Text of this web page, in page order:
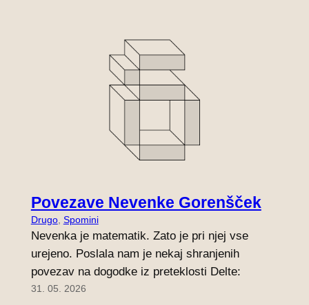
Povezave Nevenke Gorenšček
Drugo, Spomini
Nevenka je matematik. Zato je pri njej vse
urejeno. Poslala nam je nekaj shranjenih
povezav na dogodke iz preteklosti Delte:
31. 05. 2026